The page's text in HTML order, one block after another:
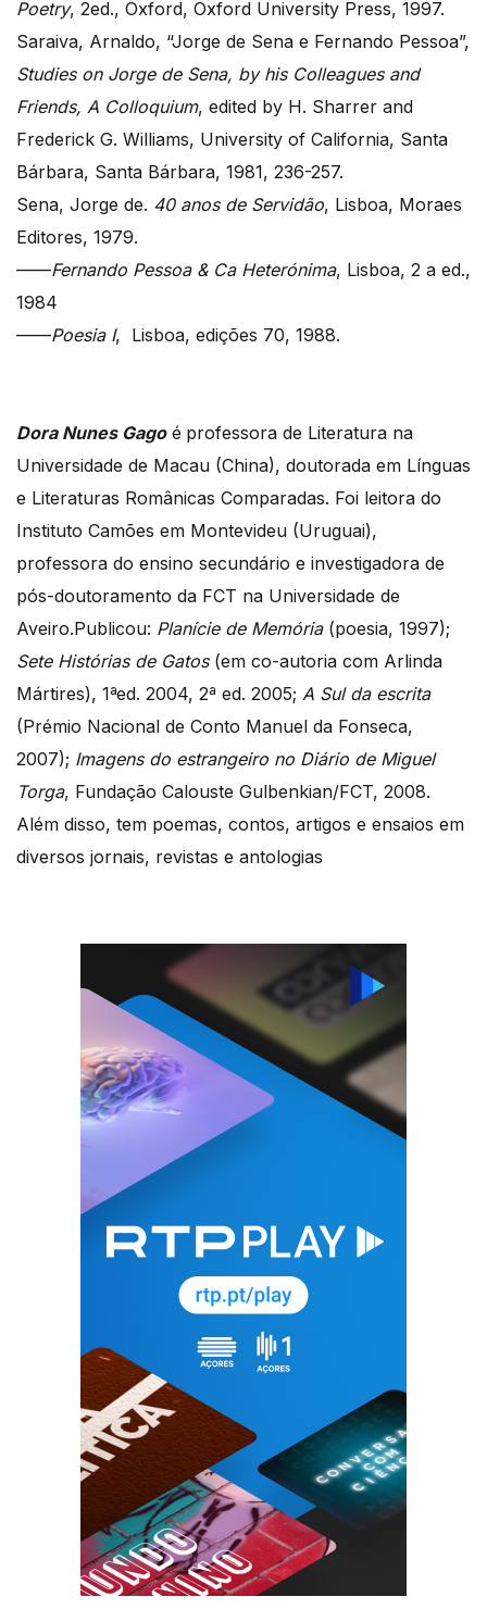
Poetry, 2ed., Oxford, Oxford University Press, 1997.
Saraiva, Arnaldo, “Jorge de Sena e Fernando Pessoa”,
Studies on Jorge de Sena, by his Colleagues and
Friends, A Colloquium, edited by H. Sharrer and
Frederick G. Williams, University of California, Santa
Bárbara, Santa Bárbara, 1981, 236-257.
Sena, Jorge de. 40 anos de Servidão, Lisboa, Moraes
Editores, 1979.
——Fernando Pessoa & Ca Heterónima, Lisboa, 2 a ed.,
1984
——Poesia I, Lisboa, edições 70, 1988.
Dora Nunes Gagoé professora de Literatura na
Universidade de Macau (China), doutorada em Línguas
e Literaturas Românicas Comparadas. Foi leitora do
Instituto Camões em Montevideu (Uruguai),
professora do ensino secundário e investigadora de
pós-doutoramento da FCT na Universidade de
Aveiro.Publicou: Planície de Memória(poesia, 1997);
Sete Histórias de Gatos(em co-autoria com Arlinda
Mártires), 1ªed. 2004, 2ª ed. 2005; A Sul da escrita
(Prémio Nacional de Conto Manuel da Fonseca,
2007); Imagens do estrangeiro no Diário de Miguel
Torga, Fundação Calouste Gulbenkian/FCT, 2008.
Além disso, tem poemas, contos, artigos e ensaios em
diversos jornais, revistas e antologias